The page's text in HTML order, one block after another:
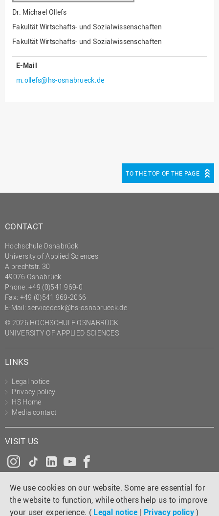
We use cookies on our website. Some are essential for
the website to function, while others help us to improve
your user experience. ( Legal notice | Privacy policy)
Gesellschaftliches
Hochschulplanung/-
strategie
Personalrat
Präsidialbüro
Professional School
Projekte des Präsidiums
Projektmanagement Office
(PMO)
Prozessmanagement
Recht
Studium und Lehre
Transfer- und
Innovationsmanagement
Dr. Michael Ollefs
Fakultät Wirtschafts- und Sozialwissenschaften
Fakultät Wirtschafts- und Sozialwissenschaften
E-Mail
m.ollefs@hs-osnabrueck.de
TO THE TOP OF THE PAGE
CONTACT
Hochschule Osnabrück
University of Applied Sciences
Albrechtstr. 30
49076 Osnabrück
Phone: +49 (0)541 969-0
Fax: +49 (0)541 969-2066
E-Mail: servicedesk@hs-osnabrueck.de
© 2026 HOCHSCHULE OSNABRÜCK
UNIVERSITY OF APPLIED SCIENCES
LINKS
Legal notice
Privacy policy
HS Home
Media contact
VISIT US
Instagram
Tiktok
LinkedInYouTube